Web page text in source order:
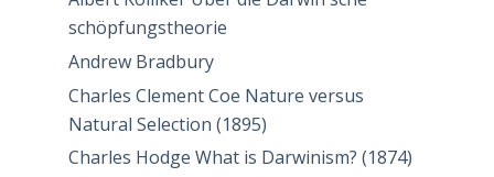
schöpfungstheorie
Andrew Bradbury
Charles Clement Coe Nature versus
Natural Selection (1895)
Charles Hodge What is Darwinism? (1874)